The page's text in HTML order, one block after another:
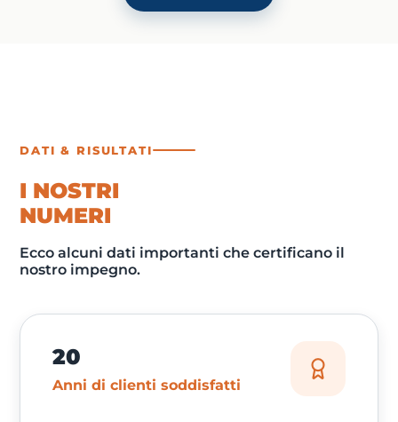
DATI & RISULTATI
I NOSTRI
NUMERI
Ecco alcuni dati importanti che certificano il
nostro impegno.
20
Anni di clienti soddisfatti